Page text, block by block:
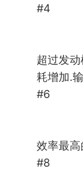
#4
超过发
耗增加.
#6
效率最
#8